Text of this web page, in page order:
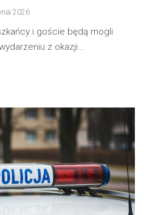
2026
i goście będą mogli
z okazji…